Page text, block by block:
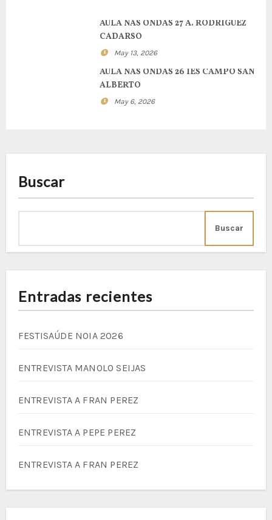
AULA NAS ONDAS 27 A. RODRIGUEZ
CADARSO
May 13, 2026
AULA NAS ONDAS 26 IES CAMPO SAN
ALBERTO
May 6, 2026
Buscar
Buscar
Entradas recientes
FESTISAÚDE NOIA 2026
ENTREVISTA MANOLO SEIJAS
ENTREVISTA A FRAN PEREZ
ENTREVISTA A PEPE PEREZ
ENTREVISTA A FRAN PEREZ